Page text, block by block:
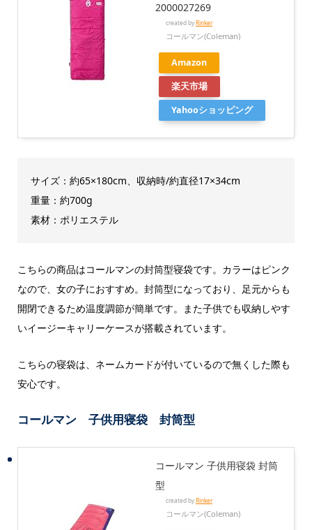
2000027269
created byRinker
コールマン(Coleman)
Amazon
楽天市場
Yahooショッピング
サイズ：約65×180cm、収納時/約直径17×34cm
重量：約700g
素材：ポリエステル
こちらの商品はコールマンの封筒型寝袋です。カラーはピンク
なので、女の子におすすめ。封筒型になっており、足元からも
開閉できるため温度調節が簡単です。また子供でも収納しやす
いイージーキャリーケースが搭載されています。
こちらの寝袋は、ネームカードが付いているので無くした際も
安心です。
コールマン 子供用寝袋 封筒型
コールマン 子供用寝袋 封筒
型
created byRinker
コールマン(Coleman)